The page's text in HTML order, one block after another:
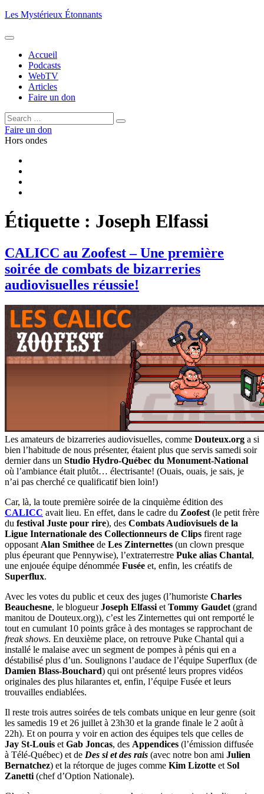
Aller
contenu
Les Mystérieux Étonnants
Accueil
Podcasts
WebTV
Articles
Faire un don
Rechercher :
Rechercher
Faire un don
Hors ondes
Étiquette : Joseph Elfassi
CALICC au Zoofest – Une première
soirée de combats de bizarreries
audiovisuelles réussie!
Les amateurs de bizarreries audiovisuelles, comme Douteux.org a si
bien l’habitude de nous présenter, étaient plus que servis samedi soir
dernier dans un Studio Hydro-Québec du Monument-National
où l’ambiance était plutôt… électrisante! (Ouais, ouais, je sais, je
n’ai pas cherché ce qualificatif bien loin!)
Car, là, la toute première soirée de la cinquième édition des
CALICC avait lieu. En effet, dans le cadre du Zoofest (le petit frère
du festival Juste pour rire), des Combats Audiovisuels de la
Ligue Internationale des Collectionneurs de Clips firent rage
opposant Alan Smithee de Les Zinternettes (un clown presque
plus épeurant que Pennywise), l’extraterrestre Puke alias Chantal,
une enjouée équipe dénommée Fusée et, enfin, les créatifs de
Superflux.
Avec les votes du public et ceux des juges (l’humoriste Charles
Beauchesne, le blogueurJoseph Elfassi et Tommy Gaudet (grand
manitou de Douteux.org)), c’est les Zinternettes qui ont remporté le
tout en cumulant 10 points grâce à des montages se rapprochant de
freak shows. En deuxième place, on retrouve Puke Chantal qui a
installé le malaise avec un segment de pompes à pénis qui en a
déstabilisé plus d’un. Soulignons l’audace de l’équipe Superflux (de
Damien Blass-Bouchard) qui ont présenté leurs propres vidéos
originales des plus hilarantes et, enfin, l’équipe Fusée et leurs
trouvailles endiablées.
Il reste trois autres soirées de tels combats unique en leur genre (soit
les samedis 19 et 26 juillet à 23h30 et la grande finale le 2 août à
22h). Et on pourra y voir en action des équipes tels que celles de
Jay St-Louis et Gab Joncas, des Appendices (l’émission diffusée
à Télé-Québec) et de Des si et des rais (avec notre bon ami Julien
Bernatchez) et la rétorque de juges comme Kim Lizotte et Sol
Zanetti (chef d’Option Nationale).